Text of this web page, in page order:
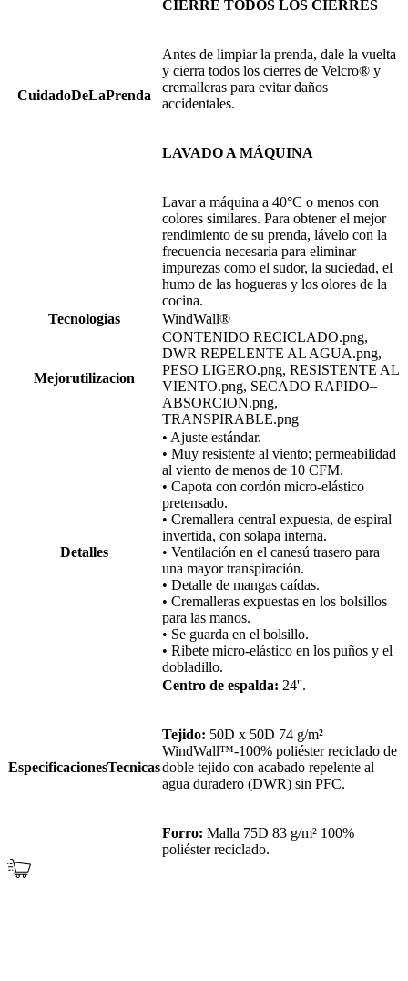
CuidadoDeLaPrenda
CIERRE TODOS LOS CIERRES
Antes de limpiar la prenda, dale la vuelta
y cierra todos los cierres de Velcro® y
cremalleras para evitar daños
accidentales.
LAVADO A MÁQUINA
Lavar a máquina a 40°C o menos con
colores similares. Para obtener el mejor
rendimiento de su prenda, lávelo con la
frecuencia necesaria para eliminar
impurezas como el sudor, la suciedad, el
humo de las hogueras y los olores de la
cocina.
Tecnologias
WindWall®
Mejorutilizacion
CONTENIDO RECICLADO.png,
DWR REPELENTE AL AGUA.png,
PESO LIGERO.png, RESISTENTE AL
VIENTO.png, SECADO RAPIDO–
ABSORCION.png,
TRANSPIRABLE.png
Detalles
• Ajuste estándar.
• Muy resistente al viento; permeabilidad
al viento de menos de 10 CFM.
• Capota con cordón micro-elástico
pretensado.
• Cremallera central expuesta, de espiral
invertida, con solapa interna.
• Ventilación en el canesú trasero para
una mayor transpiración.
• Detalle de mangas caídas.
• Cremalleras expuestas en los bolsillos
para las manos.
• Se guarda en el bolsillo.
• Ribete micro-elástico en los puños y el
dobladillo.
EspecificacionesTecnicas
Centro de espalda: 24''.
Tejido: 50D x 50D 74 g/m²
WindWall™-100% poliéster reciclado de
doble tejido con acabado repelente al
agua duradero (DWR) sin PFC.
Forro: Malla 75D 83 g/m² 100%
poliéster reciclado.